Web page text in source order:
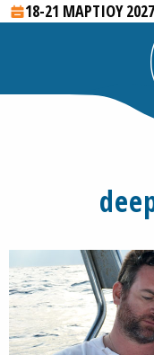
18-21 ΜΑΡΤΙΟΥ 2027